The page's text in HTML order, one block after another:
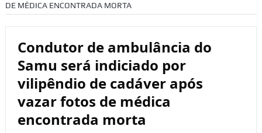
DE MÉDICA ENCONTRADA MORTA
Condutor de ambulância do
Samu será indiciado por
vilipêndio de cadáver após
vazar fotos de médica
encontrada morta